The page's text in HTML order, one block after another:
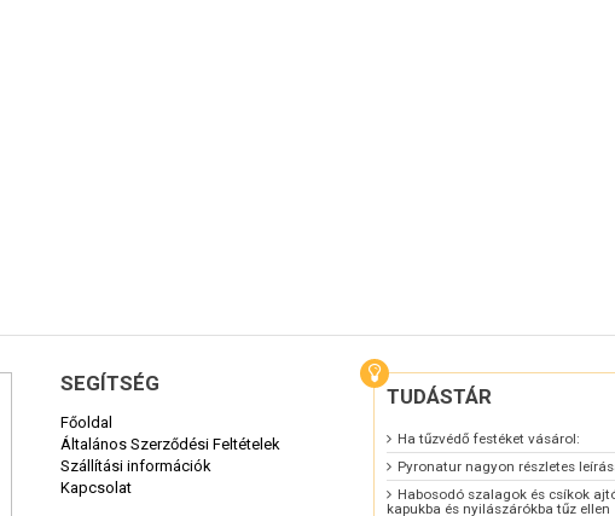
SEGÍTSÉG
Főoldal
Általános Szerződési Feltételek
Szállítási információk
Kapcsolat
TUDÁSTÁR
Ha tűzvédő festéket vásárol:
Pyronatur nagyon részletes
Habosodó szalagok és csíkok
kapukba és nyilászárókba tűz ellen